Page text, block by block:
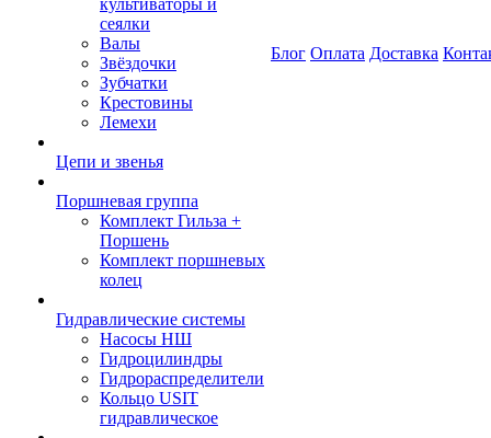
культиваторы и
сеялки
Валы
Звёздочки
Зубчатки
Крестовины
Лемехи
Цепи и звенья
Поршневая группа
Комплект Гильза +
Поршень
Комплект поршневых
колец
Гидравлические системы
Насосы НШ
Гидроцилиндры
Гидрораспределители
Кольцо USIT
гидравлическое
Блог Оплата Доставка